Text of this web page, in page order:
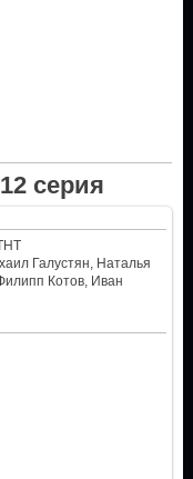
серия
Галустян, Наталья
Котов, Иван